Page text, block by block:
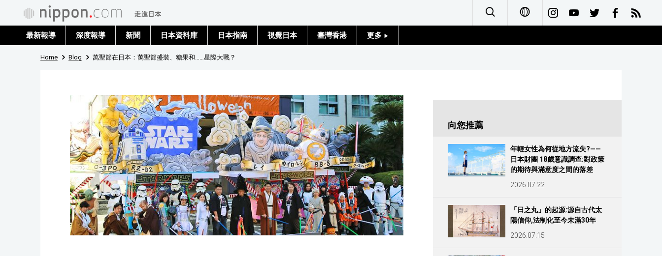
العربية
Русский
最新報導 深度報導 新聞 日本資料庫 日本指南 視覺日本 臺灣香港 更多
政治外交
社會
財經
文化
科學技術
生活
Home Blog 萬聖節在日本：萬聖節盛裝、糖果和……星際大戰？
向您推薦
年輕女性為何從地方流失?——
日本財團 18歲意識調查:對政策
的期待與滿意度之間的落差
2026.07.22
「日之丸」的起源:源自古代太
陽信仰,法制化至今未滿30年
2026.07.15